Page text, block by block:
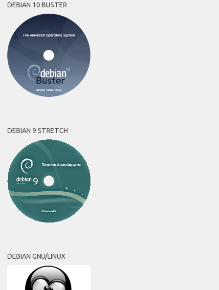
DEBIAN 10 BUSTER
DEBIAN 9 STRETCH
DEBIAN GNU/LINUX